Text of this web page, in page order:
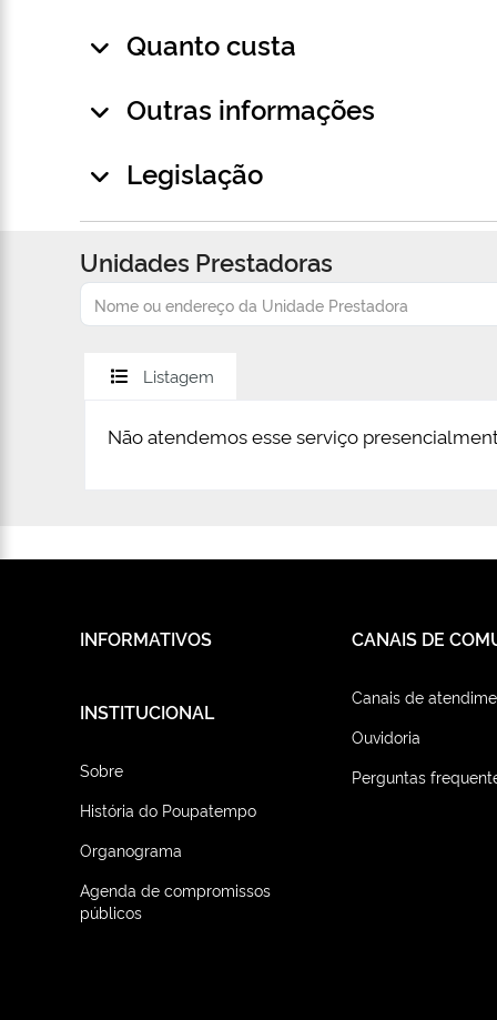
Quanto custa
Outras informações
Legislação
Unidades Prestadoras
Listagem
Não atendemos esse serviço
INFORMATIVOS CANAIS DE
Canais de
Ouvidoria
Perguntas
INSTITUCIONAL
Sobre
História do Poupatempo
Organograma
Agenda de compromissos
públicos